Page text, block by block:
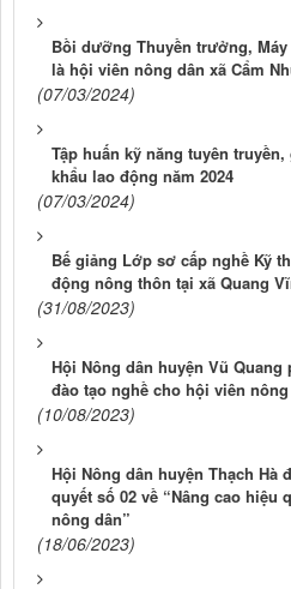
Bồi dưỡng Thuyền trưởng,
là hội viên nông dân xã Cẩm
(07/03/2024)
Tập huấn kỹ năng tuyên
khẩu lao động năm 2024
(07/03/2024)
Bế giảng Lớp sơ cấp nghề Kỹ
động nông thôn tại xã Quang
(31/08/2023)
Hội Nông dân huyện Vũ
đào tạo nghề cho hội viên
(10/08/2023)
Hội Nông dân huyện Thạch Hà
quyết số 02 về “Nâng cao
nông dân”
(18/06/2023)